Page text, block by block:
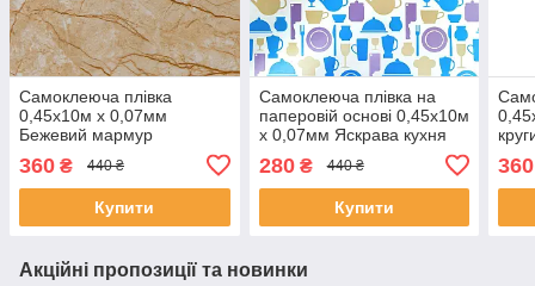
Самоклеюча плівка
0,45х10м х 0,07мм
Бежевий мармур
класичний SW-00001277
360 ₴ 440 ₴
Купити
Самоклеюча плівка на
паперовій основі 0,45х10м
х 0,07мм Яскрава кухня
280₴ 440 ₴
Купити
360
Акційні пропозиції та новинки